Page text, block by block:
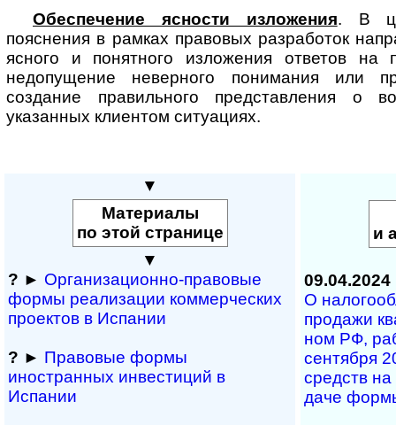
Обеспечение ясности изложения. В
пояснения в рамках правовых разработок
ясного и понятного изложения ответов на
недопущение неверного понимания или
создание правильного представления о
указанных клиентом ситуациях.
▼
Материалы
по этой странице
▼
? ► Организационно-правовые
формы реализации коммерческих
проектов в Испании
? ► Правовые формы
иностранных инвестиций в
Испании
и
09.04.2024
О
про­да­жи
ном РФ,
сен­тя­б­ря
средств
да­че